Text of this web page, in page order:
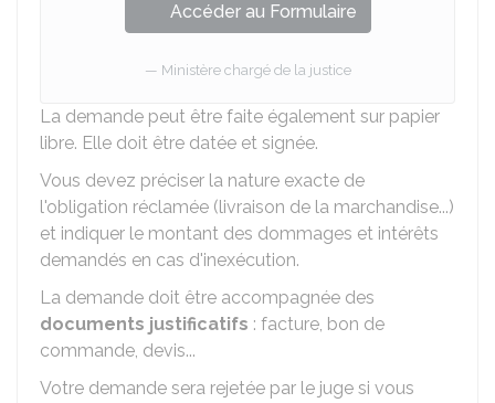
Accéder au Formulaire
Ministère chargé de la justice
La demande peut être faite également sur papier
libre. Elle doit être datée et signée.
Vous devez préciser la nature exacte de
l'obligation réclamée (livraison de la marchandise...)
et indiquer le montant des dommages et intérêts
demandés en cas d'inexécution.
La demande doit être accompagnée des
documents justificatifs : facture, bon de
commande, devis...
Votre demande sera rejetée par le juge si vous